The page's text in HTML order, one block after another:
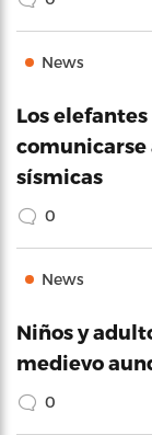
News
Los
comunicarse
sísmicas
0
News
Niños y
medievo
0